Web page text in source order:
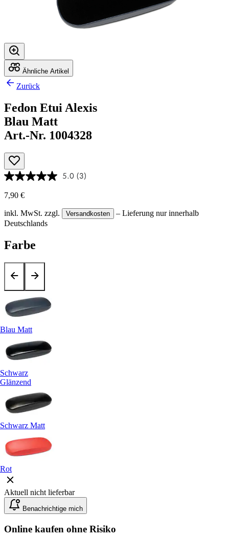
Ähnliche Artikel
Zurück
Fedon Etui Alexis
Blau Matt
Art.-Nr. 1004328
5.0 (3)
7,90 €
inkl. MwSt. zzgl. Versandkosten
– Lieferung nur innerhalb
Deutschlands
Farbe
Blau Matt
Schwarz
Glänzend
Schwarz Matt
Rot
Aktuell nicht lieferbar
Benachrichtige mich
Online kaufen ohne Risiko